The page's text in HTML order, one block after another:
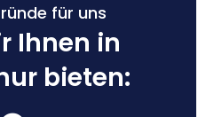
für uns
Ihnen in
bieten: